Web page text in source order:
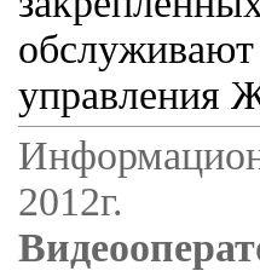
управления
2012г.